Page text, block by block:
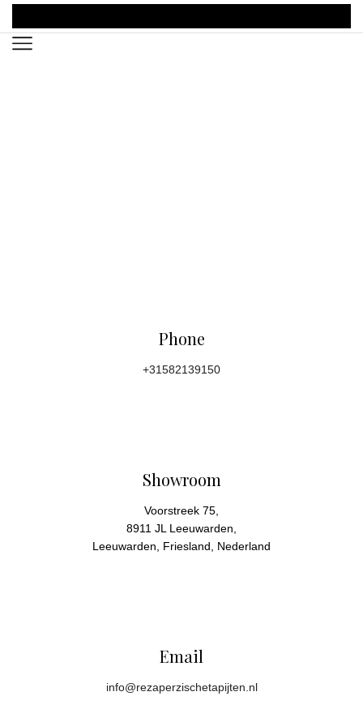
Phone
+31582139150
Showroom
Voorstreek 75,
8911 JL Leeuwarden,
Leeuwarden, Friesland, Nederland
Email
info@rezaperzischetapijten.nl